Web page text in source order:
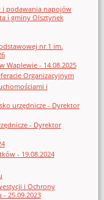
i podawania napojów
i gminy Olsztynek
nr 1 im.
Waplewie - 14.08.2025
Organizacyjnym
i
urzędnicze - Dyrektor
- Dyrektor
- 19.08.2024
i Ochrony
25.09.2023